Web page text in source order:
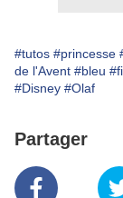
#tutos #princesse
de l'Avent #bleu
#Disney #Olaf
Partager